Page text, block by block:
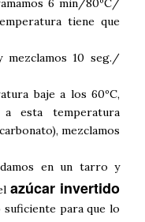
6 min/80ºC/
tiene que
mezclamos 10 seg./
baje a los 60ºC,
esta temperatura
mezclamos
en un tarro y
azúcar invertido
suficiente para que lo